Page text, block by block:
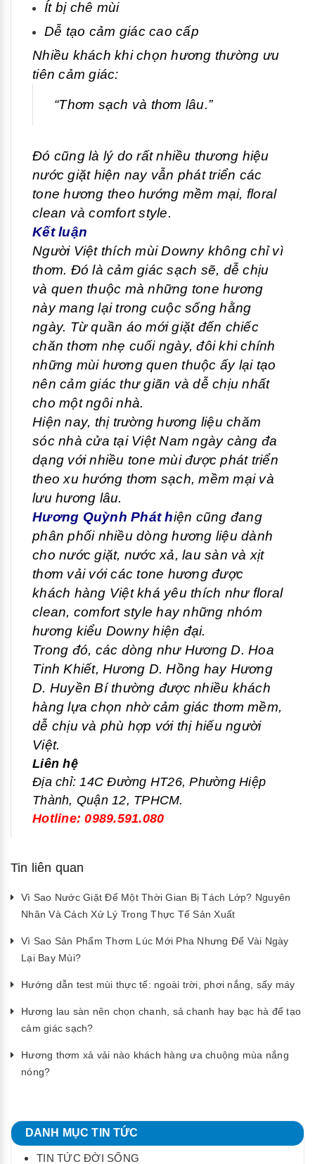
Ít bị chê mùi
Dễ tạo cảm giác cao cấp
Nhiều khách khi chọn hương thường ưu
tiên cảm giác:
“Thơm sạch và thơm lâu.”
Đó cũng là lý do rất nhiều thương hiệu
nước giặt hiện nay vẫn phát triển các
tone hương theo hướng mềm mại, floral
clean và comfort style.
Kết luận
Người Việt thích mùi Downy không chỉ vì
thơm. Đó là cảm giác sạch sẽ, dễ chịu
và quen thuộc mà những tone hương
này mang lại trong cuộc sống hằng
ngày. Từ quần áo mới giặt đến chiếc
chăn thơm nhẹ cuối ngày, đôi khi chính
những mùi hương quen thuộc ấy lại tạo
nên cảm giác thư giãn và dễ chịu nhất
cho một ngôi nhà.
Hiện nay, thị trường hương liệu chăm
sóc nhà cửa tại Việt Nam ngày càng đa
dạng với nhiều tone mùi được phát triển
theo xu hướng thơm sạch, mềm mại và
lưu hương lâu.
Hương Quỳnh Pháthiện cũng đang
phân phối nhiều dòng hương liệu dành
cho nước giặt, nước xả, lau sàn và xịt
thơm vải với các tone hương được
khách hàng Việt khá yêu thích như floral
clean, comfort style hay những nhóm
hương kiểu Downy hiện đại.
Trong đó, các dòng như Hương D. Hoa
Tinh Khiết, Hương D. Hồng hay Hương
D. Huyền Bí thường được nhiều khách
hàng lựa chọn nhờ cảm giác thơm mềm,
dễ chịu và phù hợp với thị hiếu người
Việt.
Liên hệ
Địa chỉ: 14C Đường HT26, Phường Hiệp
Thành, Quận 12, TPHCM.
Hotline: 0989.591.080
Tin liên quan
Vì Sao Nước Giặt Để Một Thời Gian Bị Tách Lớp? Nguyên
Nhân Và Cách Xử Lý Trong Thực Tế Sản Xuất
Vì Sao Sản Phẩm Thơm Lúc Mới Pha Nhưng Để Vài Ngày
Lại Bay Mùi?
Hướng dẫn test mùi thực tế: ngoài trời, phơi nắng, sấy máy
Hương lau sàn nên chọn chanh, sả chanh hay bạc hà để tạo
cảm giác sạch?
Hương thơm xả vải nào khách hàng ưa chuộng mùa nắng
nóng?
DANH MỤC TIN TỨC
TIN TỨC ĐỜI SỐNG